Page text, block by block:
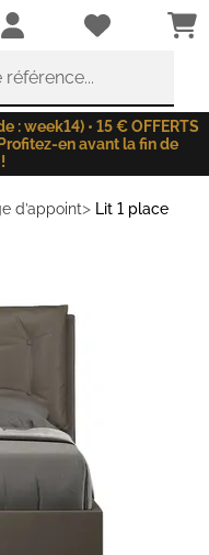
: week14) • 15 € OFFERTS
en avant la fin de
d’appoint> Lit 1 place